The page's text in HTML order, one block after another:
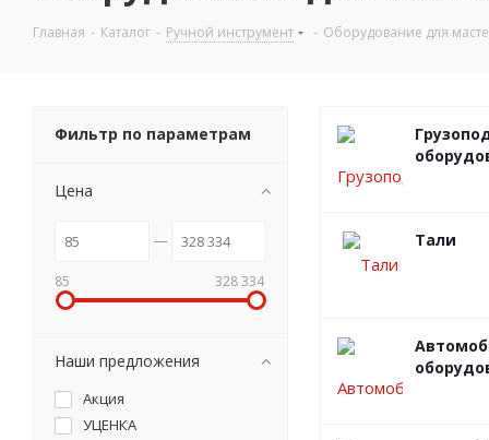
Главная - Каталог - Ручной инструмент - Оборудование для
Тали
Фильтр по параметрам
Цена
85 328 334
Наши предложения
Акция
УЦЕНКА